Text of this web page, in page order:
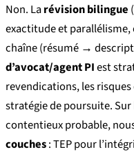
Non. Larévision bilingue
exactitude et
chaîne (résumé →
d’avocat/agent PIest
revendications, les
stratégie de poursuite.
contentieux probable,
couches: TEP pour